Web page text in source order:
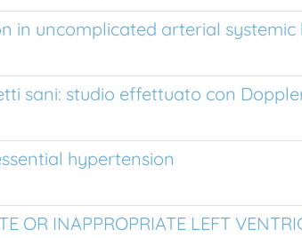
in uncomplicated arterial systemic
sani: studio effettuato con
hypertension
OR INAPPROPRIATE LEFT